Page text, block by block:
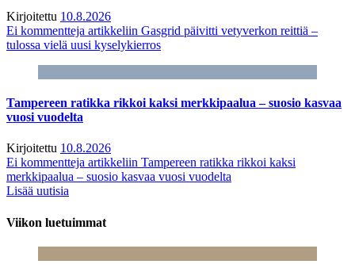
Kirjoitettu 10.8.2026
Ei kommentteja artikkeliin Gasgrid päivitti vetyverkon reittiä –
tulossa vielä uusi kyselykierros
Tampereen ratikka rikkoi kaksi merkkipaalua – suosio kasvaa
vuosi vuodelta
Kirjoitettu 10.8.2026
Ei kommentteja artikkeliin Tampereen ratikka rikkoi kaksi
merkkipaalua – suosio kasvaa vuosi vuodelta
Lisää uutisia
Viikon luetuimmat